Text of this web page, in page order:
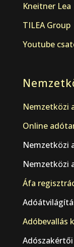
Kneitner Lea
TILEA Group
Youtube
Nemzetközi
Online
Nemzetközi
Nemzetközi
Áfa
Adóbevallás